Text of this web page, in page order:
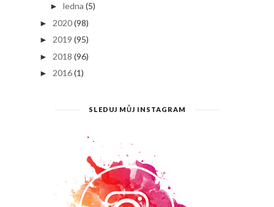
► ledna (5)
► 2020(98)
► 2019 (95)
► 2018 (96)
► 2016(1)
SLEDUJ MŮJ INSTAGRAM